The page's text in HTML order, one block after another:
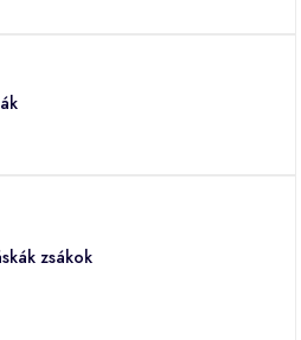
zsákok